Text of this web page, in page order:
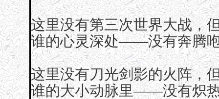
这里没有第三次世界大战，
谁的心灵深处——没有奔腾
这里没有刀光剑影的火阵，
谁的大小动脉里——没有炽